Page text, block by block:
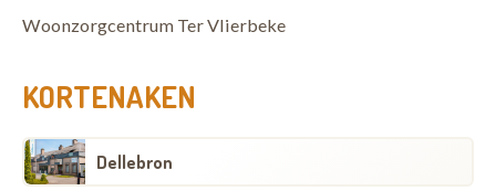
Woonzorgcentrum Ter Vlierbeke
KORTENAKEN
Dellebron